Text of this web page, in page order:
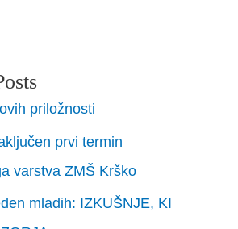
priložnosti
prvi termin
varstva ZMŠ Krško
mladih: IZKUŠNJE, KI